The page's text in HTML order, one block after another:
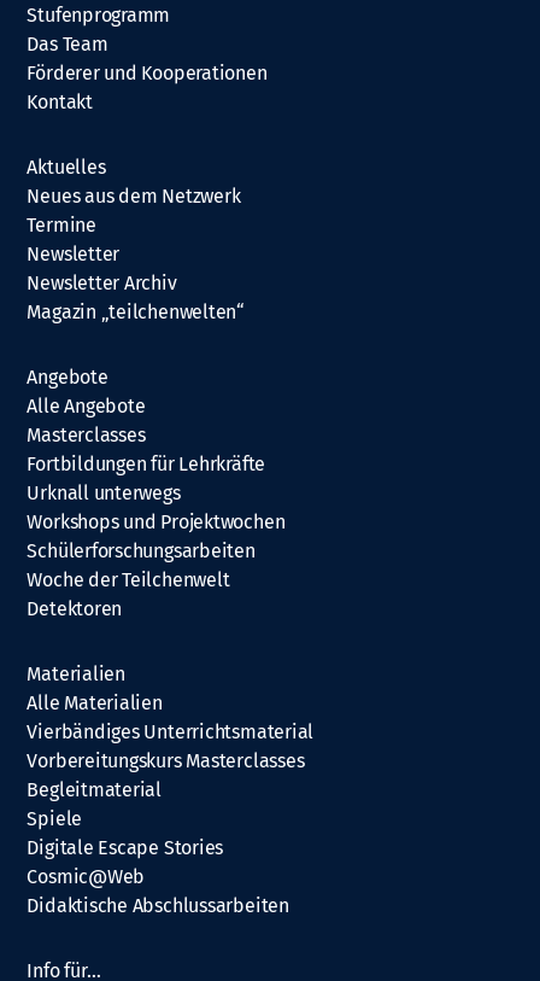
Stufenprogramm
Das Team
Förderer und Kooperationen
Kontakt
Aktuelles
Neues aus dem Netzwerk
Termine
Newsletter
Newsletter Archiv
Magazin „teilchenwelten“
Angebote
Alle Angebote
Masterclasses
Fortbildungen für Lehrkräfte
Urknall unterwegs
Workshops und Projektwochen
Schülerforschungsarbeiten
Woche der Teilchenwelt
Detektoren
Materialien
Alle Materialien
Vierbändiges Unterrichtsmaterial
Vorbereitungskurs Masterclasses
Begleitmaterial
Spiele
Digitale Escape Stories
Cosmic@Web
Didaktische Abschlussarbeiten
Info für…